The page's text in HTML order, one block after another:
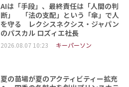
AIは「手段」、最終責任は「人間の判
断」 「法の支配」という「傘」で人
を守る レクシスネクシス・ジャパン
のパスカル ロズィエ社長
2026.08.07 10:23 キーパーソン
夏の苗場が夏のアクティビティー拡充